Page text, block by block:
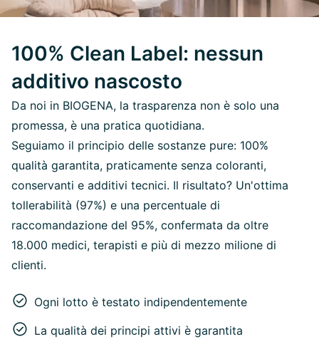
100% Clean Label: nessun
additivo nascosto
Da noi in BIOGENA, la trasparenza non è solo una
promessa, è una pratica quotidiana.
Seguiamo il principio delle sostanze pure: 100%
qualità garantita, praticamente senza coloranti,
conservanti e additivi tecnici. Il risultato? Un'ottima
tollerabilità (97%) e una percentuale di
raccomandazione del 95%, confermata da oltre
18.000 medici, terapisti e più di mezzo milione di
clienti.
Ogni lotto è testato indipendentemente
La qualità dei principi attivi è garantita